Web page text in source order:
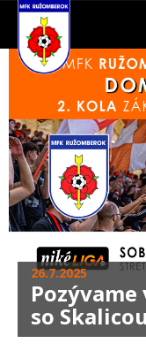
26.7.2025
Pozývame
so Skalicou